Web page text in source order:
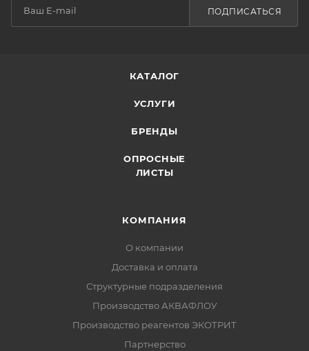
ПОДПИСАТЬСЯ
КАТАЛОГ
УСЛУГИ
БРЕНДЫ
ОПРОСНЫЕ
ЛИСТЫ
КОМПАНИЯ
О компании
Доставка и оплата
Структурные подразделения
Производство АКВАФЛОУ
Производство реагентов ЭКОТРИТ
Партнерство